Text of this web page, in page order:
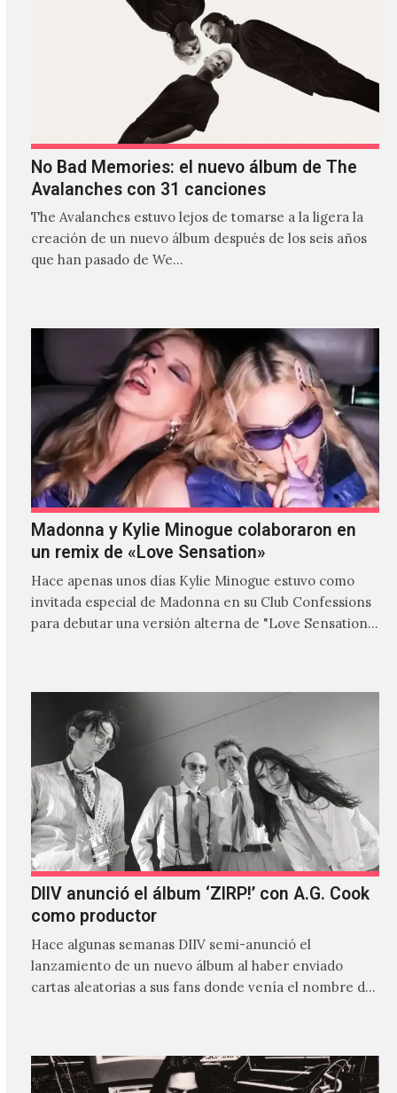
No Bad Memories: el nuevo álbum de The
Avalanches con 31 canciones
The Avalanches estuvo lejos de tomarse a la ligera la
creación de un nuevo álbum después de los seis años
que han pasado de We…
Madonna y Kylie Minogue colaboraron en
un remix de «Love Sensation»
Hace apenas unos días Kylie Minogue estuvo como
invitada especial de Madonna en su Club Confessions
para debutar una versión alterna de "Love Sensation",
DIIV anunció el álbum ‘ZIRP!’ con A.G. Cook
como productor
Hace algunas semanas DIIV semi-anunció el
lanzamiento de un nuevo álbum al haber enviado
cartas aleatorias a sus fans donde venía el nombre de